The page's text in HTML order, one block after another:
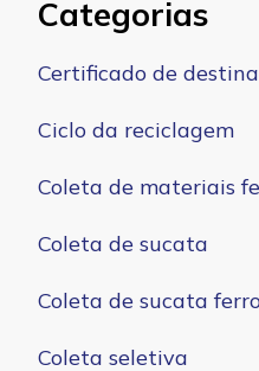
Categorias
Certificado de
Ciclo da reciclagem
Coleta de materiais
Coleta de sucata
Coleta de sucata
Coleta seletiva